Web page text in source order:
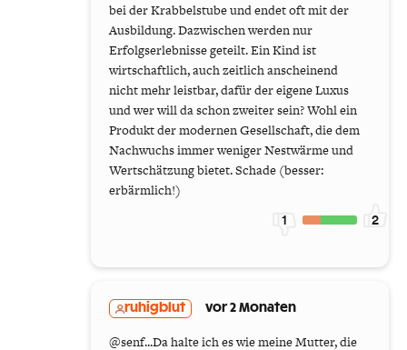
bei der Krabbelstube und endet oft mit der
Ausbildung. Dazwischen werden nur
Erfolgserlebnisse geteilt. Ein Kind ist
wirtschaftlich, auch zeitlich anscheinend
nicht mehr leistbar, dafür der eigene Luxus
und wer will da schon zweiter sein? Wohl ein
Produkt der modernen Gesellschaft, die dem
Nachwuchs immer weniger Nestwärme und
Wertschätzung bietet. Schade (besser:
erbärmlich!)
1 2
ruhigblut vor 2 Monaten
@senf...Da halte ich es wie meine Mutter, die